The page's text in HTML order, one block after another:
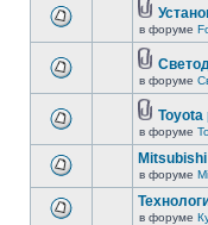
в форуме
в форуме
в форуме
в форуме
в форуме